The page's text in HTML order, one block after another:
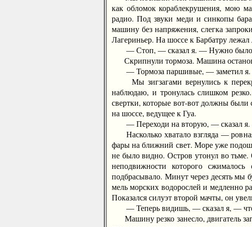
как обломок кораблекрушения, мою
радио. Под звуки меди и синкопы
машину без напряжения, слегка
Лагериньер. На шоссе к Барбатру
— Стоп, — сказал я. — Нужно было
Скрипнули тормоза. Машина
— Тормоза паршивые, — заметил я.
Мы зигзагами вернулись к
наблюдаю, и тронулась слишком
свертки, которые вот-вот должны были
на шоссе, ведущее к Гуа.
— Переходи на вторую, — сказал я.
Насколько хватало взгляда —
фары на ближний свет. Море уже
не было видно. Остров утонул во тьме.
неподвижности которого
подбрасывало. Минут через десять мы
мель морских водорослей и медленно
Показался силуэт второй мачты, он
— Теперь видишь, — сказал я, — что
Машину резко занесло, двигатель